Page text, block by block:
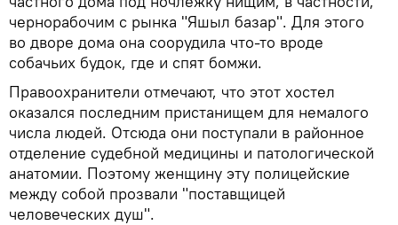
чернорабочим с рынка "Яшыл базар". Для этого
во дворе дома она соорудила что-то вроде
собачьих будок, где и спят бомжи.
Правоохранители отмечают, что этот хостел
оказался последним пристанищем для немалого
числа людей. Отсюда они поступали в районное
отделение судебной медицины и патологической
анатомии. Поэтому женщину эту полицейские
между собой прозвали "поставщицей
человеческих душ".